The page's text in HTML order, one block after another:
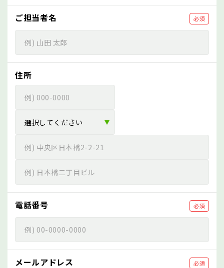
ご担当者名 必須
住所
電話番号 必須
メールアドレス 必須